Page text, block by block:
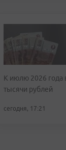
К июлю 2026 года
тысячи рублей
сегодня, 17:21